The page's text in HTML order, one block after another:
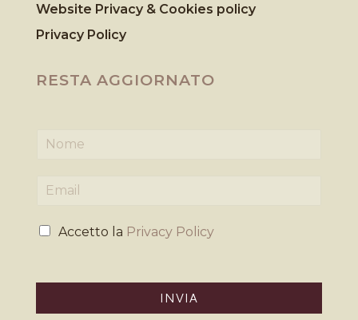
Website Privacy & Cookies policy
Privacy Policy
RESTA AGGIORNATO
m
iP
Accetto la Privacy Policy
INVIA